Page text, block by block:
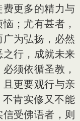
更多的精力与
；尤有甚者，
为弘扬，必然
行，成就未来
须依循圣教，
更要观行与亲
肯实修又不能
受佛语者，则